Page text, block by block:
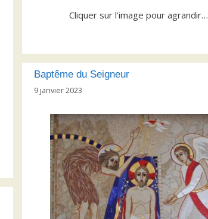
Cliquer sur l’image pour agrandir…
Baptême du Seigneur
9 janvier 2023